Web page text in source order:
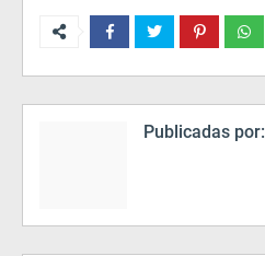
Publicadas por: